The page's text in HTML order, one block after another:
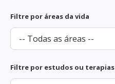
Filtre por áreas da vida
Filtre por estudos ou terapias